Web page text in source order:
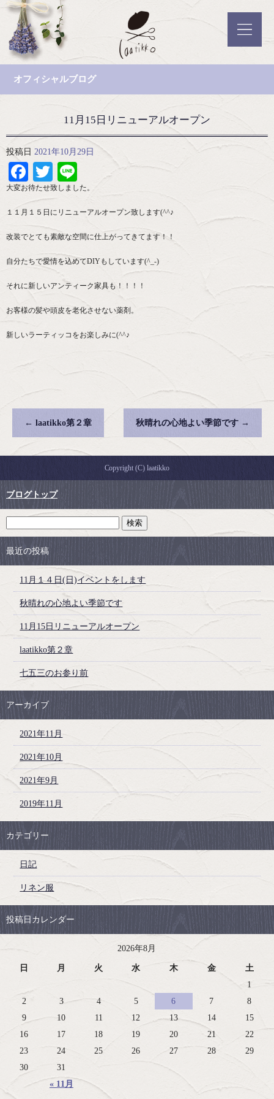
オフィシャルブログ
11月15日リニューアルオープン
投稿日 2021年10月29日
Facebook
Twitter
Line
大変お待たせ致しました。
１１月１５日にリニューアルオープン致します(^^♪
改装でとても素敵な空間に仕上がってきてます！！
自分たちで愛情を込めてDIYもしています(^_-)
それに新しいアンティーク家具も！！！！
お客様の髪や頭皮を老化させない薬剤。
新しいラーティッコをお楽しみに(^^♪
← laatikko第２章 秋晴れの心地よい季節です →
Copyright (C) laatikko
ブログトップ
最近の投稿
11月１４日(日)イベントをします
秋晴れの心地よい季節です
11月15日リニューアルオープン
laatikko第２章
七五三のお参り前
アーカイブ
2021年11月
2021年10月
2021年9月
2019年11月
カテゴリー
日記
リネン服
投稿日カレンダー
2026年8月
日 月 火 水 木 金 土
« 11月
1
2
3 4 5 6 7
8
9
10 11 12 13 14
15
16
17 18 19 20 21
22
23
24 25 26 27 28
29
30
31